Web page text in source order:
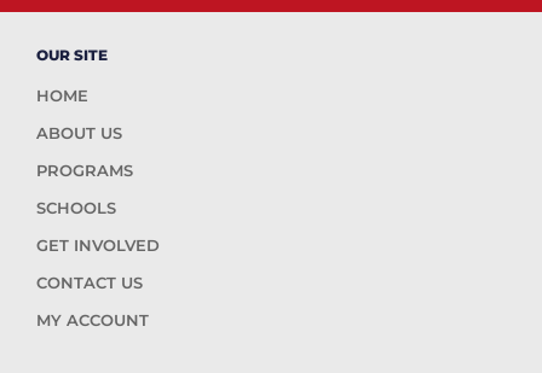
OUR SITE
HOME
ABOUT US
PROGRAMS
SCHOOLS
GET INVOLVED
CONTACT US
MY ACCOUNT